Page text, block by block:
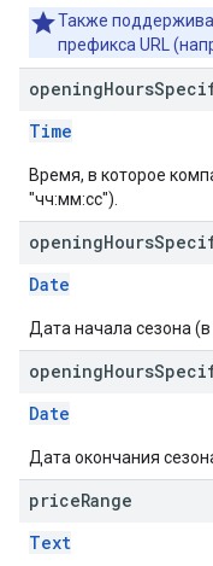
Также
префикса URL
openingHours
Time
Время, в которое
"чч:мм:сс").
openingHours
Date
Дата начала сезона
openingHours
Date
Дата окончания
priceRange
Text